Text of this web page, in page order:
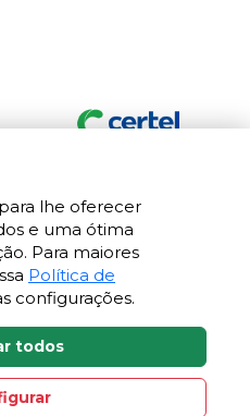
lhe oferecer
e uma ótima
Para maiores
Política de
configurações.
todos